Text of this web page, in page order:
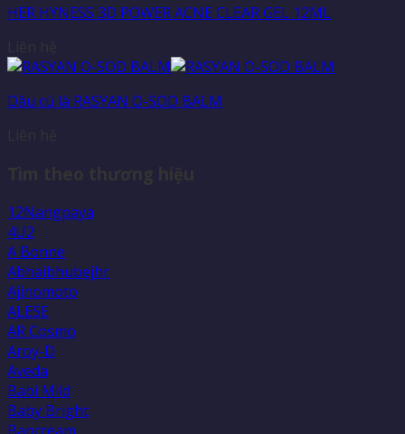
HER HYNESS 3D POWER ACNE CLEAR GEL 12ML
Dầu cù là RASYAN O-SOD BALM
12Nangpaya
4U2
A Bonne
Abhaibhubejhr
Ajinomoto
ALESE
AR Cosmo
Aroy-D
Aveda
Babi Mild
Baby Bright
Bancream